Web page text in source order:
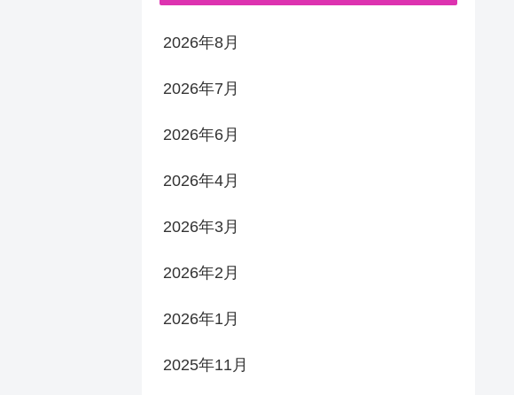
2026年8月
2026年7月
2026年6月
2026年4月
2026年3月
2026年2月
2026年1月
2025年11月